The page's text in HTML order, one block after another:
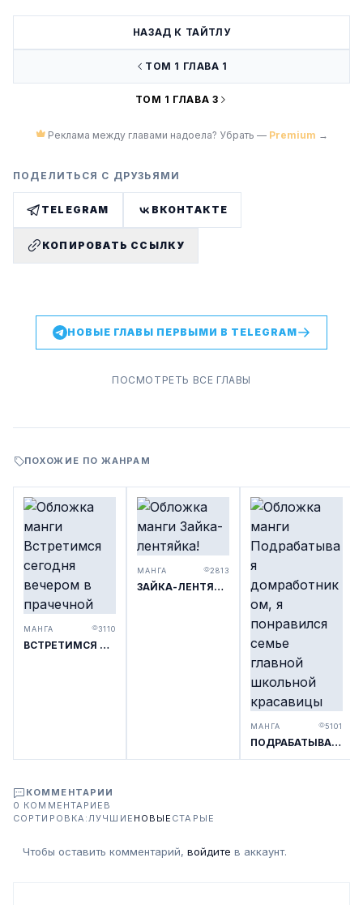
НАЗАД К ТАЙТЛУ
ТОМ 1 ГЛАВА 1
ТОМ 1 ГЛАВА 3
Реклама между главами надоела? Убрать — Premium →
ПОДЕЛИТЬСЯ С ДРУЗЬЯМИ
TELEGRAM ВКОНТАКТЕ
КОПИРОВАТЬ ССЫЛКУ
НОВЫЕ ГЛАВЫ ПЕРВЫМИ В TELEGRAM
ПОСМОТРЕТЬ ВСЕ ГЛАВЫ
ПОХОЖИЕ ПО ЖАНРАМ
МАНГА 3110
ВСТРЕТИМСЯ СЕГОДНЯ ВЕЧЕРОМ В ПРАЧЕЧНОЙ
МАНГА 2813
ЗАЙКА-ЛЕНТЯЙКА!
МАНГА 5101
ПОДРАБАТЫВАЯ ДОМРАБОТНИКОМ, Я ПОНРАВИЛСЯ СЕМЬЕ ГЛАВНОЙ ШКОЛЬНОЙ КРАСАВИЦЫ
КОММЕНТАРИИ
0 КОММЕНТАРИЕВ
СОРТИРОВКА:ЛУЧШИЕ НОВЫЕ СТАРЫЕ
Чтобы оставить комментарий, войдите в аккаунт.